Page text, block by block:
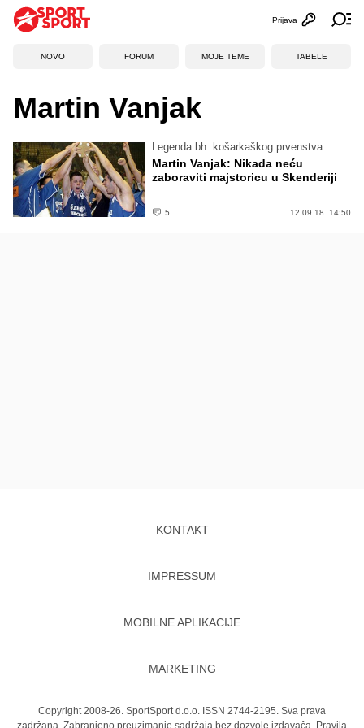
Otvori
Prijava
NOVO FORUM MOJE TEME TABELE
Martin Vanjak
Legenda bh. košarkaškog prvenstva
Martin Vanjak: Nikada neću
zaboraviti majstoricu u Skenderiji
5 12.09.18. 14:50
KONTAKT
IMPRESSUM
MOBILNE APLIKACIJE
MARKETING
Copyright 2008-26. SportSport d.o.o. ISSN 2744-2195. Sva prava
zadržana. Zabranjeno preuzimanje sadržaja bez dozvole izdavača.
Pravila